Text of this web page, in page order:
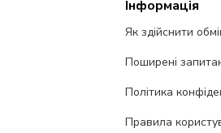
Інформація
Як здійснити
Поширені
Політика
Правила